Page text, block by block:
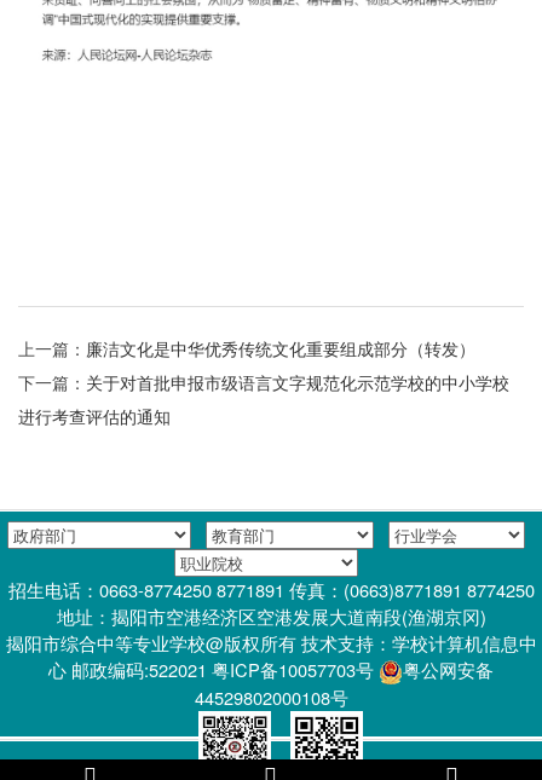
上一篇： 廉洁文化是中华优秀传统文化重要组成部分（转发）
下一篇： 关于对首批申报市级语言文字规范化示范学校的中小学校
进行考查评估的通知
招生电话：0663-8774250 8771891 传真：(0663)8771891 8774250
地址：揭阳市空港经济区空港发展大道南段(渔湖京冈)
揭阳市综合中等专业学校@版权所有 技术支持：学校计算机信息中
心 邮政编码:522021 粤ICP备10057703号
粤公网安备
44529802000108号